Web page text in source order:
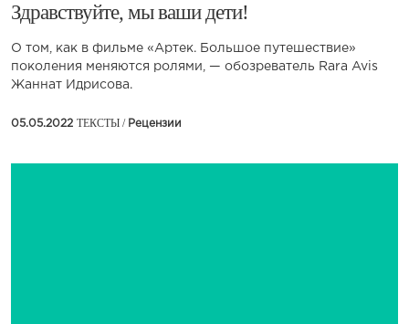
​Здравствуйте, мы ваши дети!
О том, как в фильме «Артек. Большое путешествие»
поколения меняются ролями, — обозреватель Rara Avis
Жаннат Идрисова.
05.05.2022 ТЕКСТЫ / Рецензии